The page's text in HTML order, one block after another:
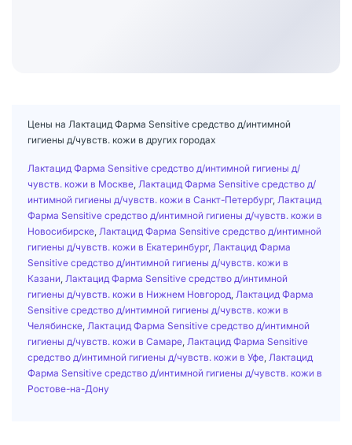
Цены на Лактацид Фарма Sensitive средство д/интимной
гигиены д/чувств. кожи в других городах
Лактацид Фарма Sensitive средство д/интимной гигиены д/
чувств. кожи в Москве Лактацид Фарма Sensitive средство д/
интимной гигиены д/чувств. кожи в Санкт-Петербург, Лактацид
Фарма Sensitive средство д/интимной гигиены д/чувств. кожи в
Новосибирске Лактацид Фарма Sensitive средство д/интимной
гигиены д/чувств. кожи в Екатеринбург, Лактацид Фарма
Sensitive средство д/интимной гигиены д/чувств. кожи в
Казани Лактацид Фарма Sensitive средство д/интимной
гигиены д/чувств. кожи в Нижнем Новгород Лактацид Фарма
Sensitive средство д/интимной гигиены д/чувств. кожи в
Челябинске Лактацид Фарма Sensitive средство д/интимной
гигиены д/чувств. кожи в Самаре Лактацид Фарма Sensitive
средство д/интимной гигиены д/чувств. кожи в Уфе Лактацид
Фарма Sensitive средство д/интимной гигиены д/чувств. кожи в
Ростове-на-Дону